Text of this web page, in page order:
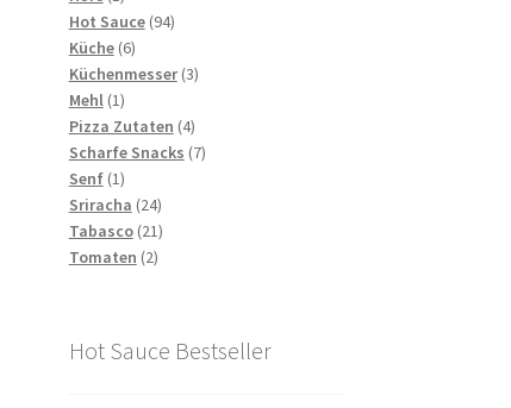
Produkt
Hot Sauce 9494
Küche 66
Produkte
Küchenmesser 33
Mehl 11
Produkt
Pizza Zutaten 44
Produkte
Scharfe Snacks 77
Senf 11
Produkt
Sriracha 2424
Produkte
Tabasco 2121
Produkte
Tomaten 22
Hot Sauce Bestseller